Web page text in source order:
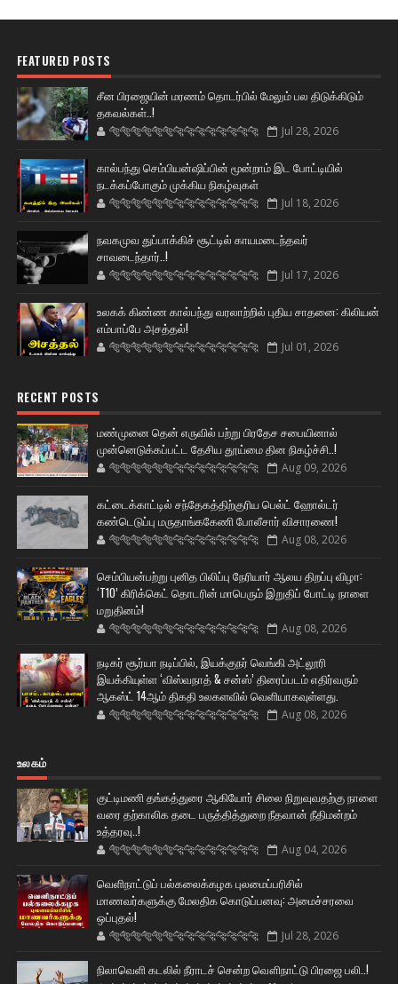
FEATURED POSTS
சீன பிரஜையின் மரணம் தொடர்பில் மேலும் பல திடுக்கிடும்
தகவல்கள்..!
🐅🐅🐅🐅🐅🐅🐆🐆🐆🐆🐆🐆🐆🐆 Jul 28, 2026
கால்பந்து செம்பியன்ஷிப்பின் மூன்றாம் இட போட்டியில்
நடக்கப்போகும் முக்கிய நிகழ்வுகள்
🐅🐅🐅🐅🐅🐅🐆🐆🐆🐆🐆🐆🐆🐆 Jul 18, 2026
நவகமுவ துப்பாக்கிச் சூட்டில் காயமடைந்தவர்
சாவடைந்தார்..!
🐅🐅🐅🐅🐅🐅🐆🐆🐆🐆🐆🐆🐆🐆 Jul 17, 2026
உலகக் கிண்ண கால்பந்து வரலாற்றில் புதிய சாதனை: கிலியன்
எம்பாப்பே அசத்தல்!
🐅🐅🐅🐅🐅🐅🐆🐆🐆🐆🐆🐆🐆🐆 Jul 01, 2026
RECENT POSTS
மண்முனை தென் எருவில் பற்று பிரதேச சபையினால்
முன்னெடுக்கப்பட்ட தேசிய தூய்மை தின நிகழ்ச்சி..!
🐅🐅🐅🐅🐅🐅🐆🐆🐆🐆🐆🐆🐆🐆 Aug 09, 2026
கட்டைக்காட்டில் சந்தேகத்திற்குரிய பெல்ட் ஹோல்டர்
கண்டெடுப்பு மருதாங்ககேணி போலீசார் விசாரணை!
🐅🐅🐅🐅🐅🐅🐆🐆🐆🐆🐆🐆🐆🐆 Aug 08, 2026
செம்பியன்பற்று புனித பிலிப்பு நேரியார் ஆலய திறப்பு விழா:
‘T10’ கிரிக்கெட் தொடரின் மாபெரும் இறுதிப் போட்டி நாளை
மறுதினம்!
🐅🐅🐅🐅🐅🐅🐆🐆🐆🐆🐆🐆🐆🐆 Aug 08, 2026
நடிகர் சூர்யா நடிப்பில், இயக்குநர் வெங்கி அட்லூரி
இயக்கியுள்ள ‘விஸ்வநாத் & சன்ஸ்’ திரைப்படம் எதிர்வரும்
ஆகஸ்ட் 14ஆம் திகதி உலகளவில் வெளியாகவுள்ளது.
🐅🐅🐅🐅🐅🐅🐆🐆🐆🐆🐆🐆🐆🐆 Aug 08, 2026
உலகம்
குட்டிமணி தங்கத்துரை ஆகியோர் சிலை நிறுவுவதற்கு நாளை
வரை தற்காலிக தடை பருத்தித்துறை நீதவான் நீதிமன்றம்
உத்தரவு..!
🐅🐅🐅🐅🐅🐅🐆🐆🐆🐆🐆🐆🐆🐆 Aug 04, 2026
வெளிநாட்டுப் பல்கலைக்கழக புலமைப்பரிசில்
மாணவர்களுக்கு மேலதிக கொடுப்பனவு: அமைச்சரவை
ஒப்புதல்!
🐅🐅🐅🐅🐅🐅🐆🐆🐆🐆🐆🐆🐆🐆 Jul 28, 2026
நிலாவெளி கடலில் நீராடச் சென்ற வௌிநாட்டு பிரஜை பலி..!